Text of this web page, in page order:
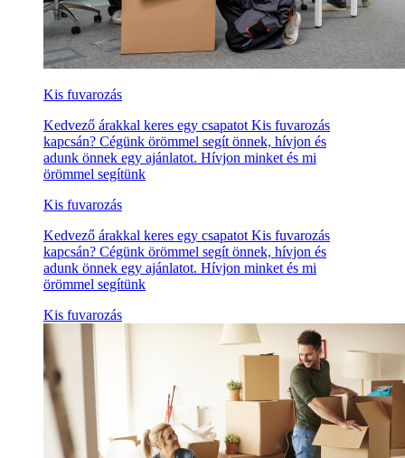
Kis fuvarozás
Kedvező árakkal keres egy csapatot Kis fuvarozás
kapcsán? Cégünk örömmel segít önnek, hívjon és
adunk önnek egy ajánlatot. Hívjon minket és mi
örömmel segítünk
Kis fuvarozás
Kedvező árakkal keres egy csapatot Kis fuvarozás
kapcsán? Cégünk örömmel segít önnek, hívjon és
adunk önnek egy ajánlatot. Hívjon minket és mi
örömmel segítünk
Kis fuvarozás